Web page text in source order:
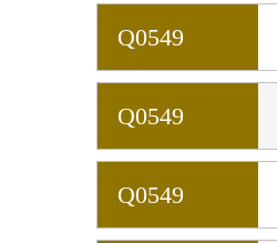
Q0549
Q0549
Q0549